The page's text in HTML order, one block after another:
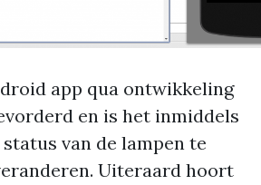
app qua ontwikkeling
en is het inmiddels
van de lampen te
Uiteraard hoort